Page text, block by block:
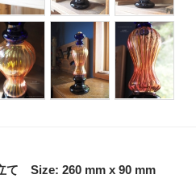
て Size: 260 mm x 90 mm